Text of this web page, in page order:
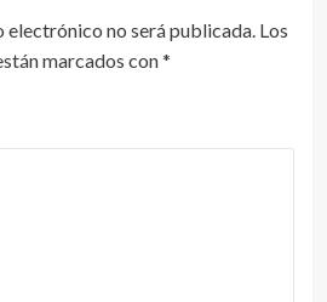
electrónico no será publicada. Los
marcados con*